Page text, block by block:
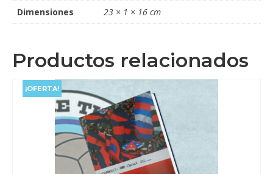
Dimensiones 23 × 1 × 16 cm
Productos relacionados
¡OFERTA!